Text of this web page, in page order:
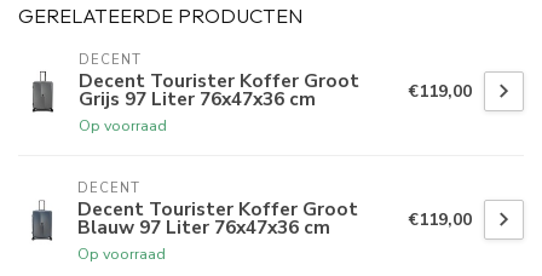
GERELATEERDE PRODUCTEN
DECENT
Decent Tourister Koffer Groot
Grijs 97 Liter 76x47x36 cm
Op voorraad
€119,00
DECENT
Decent Tourister Koffer Groot
Blauw 97 Liter 76x47x36 cm
Op voorraad
€119,00